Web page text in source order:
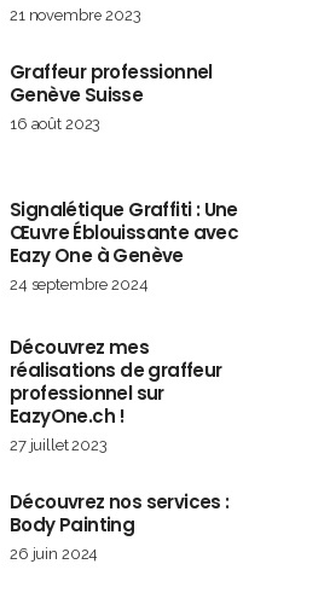
21 novembre 2023
Graffeur professionnel
Genève Suisse
16 août 2023
Signalétique Graffiti : Une
Œuvre Éblouissante avec
Eazy One à Genève
24 septembre 2024
Découvrez mes
réalisations de graffeur
professionnel sur
EazyOne.ch !
27 juillet 2023
Découvrez nos services :
Body Painting
26 juin 2024